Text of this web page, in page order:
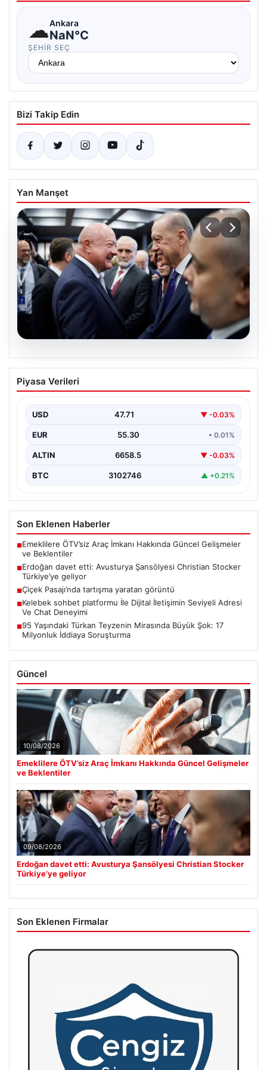
☁Ankara
NaN°C
ŞEHIR SEÇ
Bizi Takip Edin
Yan Manşet
09.08.2026
Erdoğan davet etti: Avusturya
Şansölyesi Christian Stocker
Piyasa Verileri
USD 47.71 ▼ -0.03%
EUR 55.30 • 0.01%
ALTIN 6658.5 ▼ -0.03%
BTC 3102746 ▲ +0.21%
Son Eklenen Haberler
■Emeklilere ÖTV’siz Araç İmkanı Hakkında Güncel Gelişmeler
ve Beklentiler
■Erdoğan davet etti: Avusturya Şansölyesi Christian Stocker
Türkiye’ye geliyor
■Çiçek Pasajı’nda tartışma yaratan görüntü
■Kelebek sohbet platformu İle Dijital İletişimin Seviyeli Adresi
Ve Chat Deneyimi
■95 Yaşındaki Türkan Teyzenin Mirasında Büyük Şok: 17
Milyonluk İddiaya Soruşturma
Güncel
10/08/2026
Emeklilere ÖTV’siz Araç İmkanı Hakkında Güncel Gelişmeler
ve Beklentiler
09/08/2026
Erdoğan davet etti: Avusturya Şansölyesi Christian Stocker
Türkiye’ye geliyor
Son Eklenen Firmalar